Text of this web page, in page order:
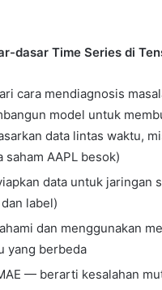
dasar Time Series di
cara mendiagnosis
model untuk
data lintas waktu,
saham AAPL besok)
data untuk jaringan
label)
dan menggunakan
yang berbeda
— berarti kesalahan